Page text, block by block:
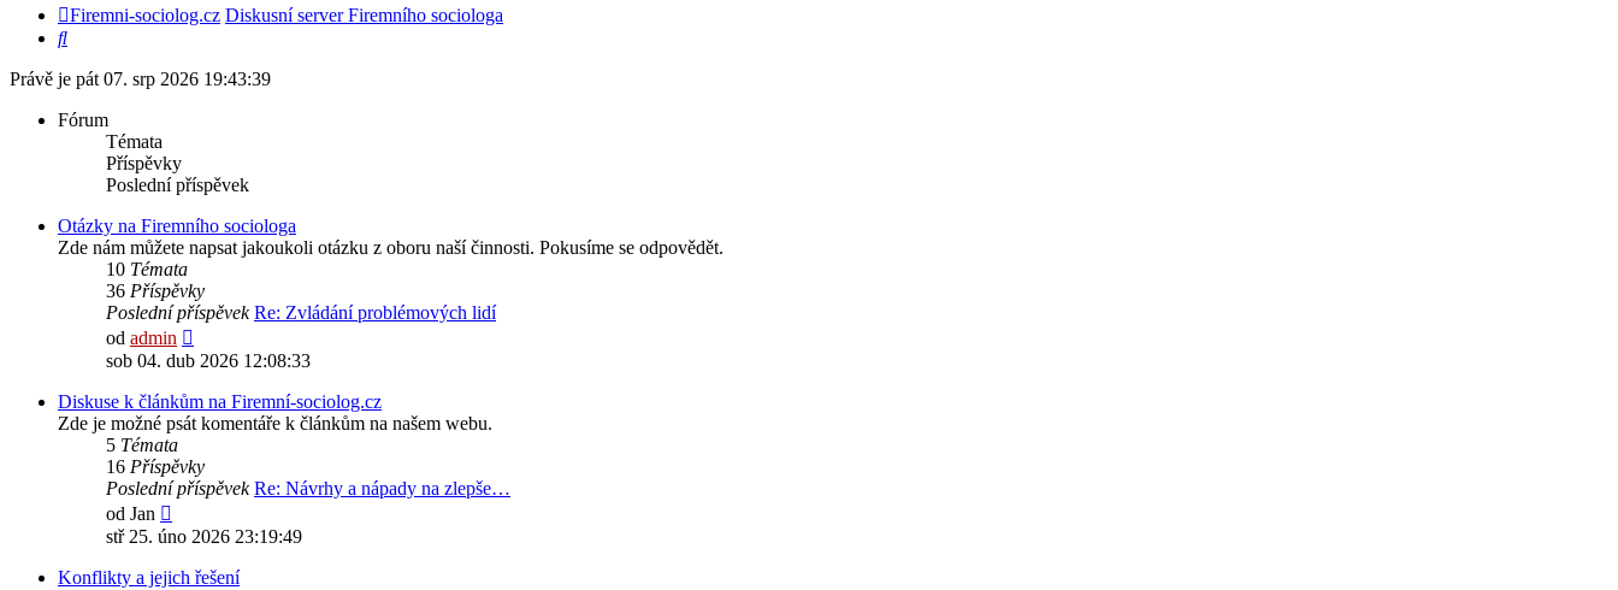
Firemni-sociolog.cz Diskusní server Firemního sociologa
Hledat
Právě je pát 07. srp 2026 19:43:39
Fórum
Témata
Příspěvky
Poslední příspěvek
Otázky na Firemního sociologa
Zde nám můžete napsat jakoukoli otázku z oboru naší činnosti. Pokusíme se odpovědět.
10 Témata
36 Příspěvky
Poslední příspěvek Re: Zvládání problémových lidí
od admin
poslední
sob 04. dub 2026 12:08:33
Diskuse k článkům na Firemní-sociolog.cz
Zde je možné psát komentáře k článkům na našem webu.
5 Témata
16 Příspěvky
Poslední příspěvek Re: Návrhy a nápady na zlepše…
od Jan
poslední
stř 25. úno 2026 23:19:49
Konflikty a jejich řešení